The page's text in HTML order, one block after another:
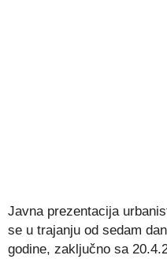
Javna prezentacija
se u trajanju od sedam
godine, zaključno sa